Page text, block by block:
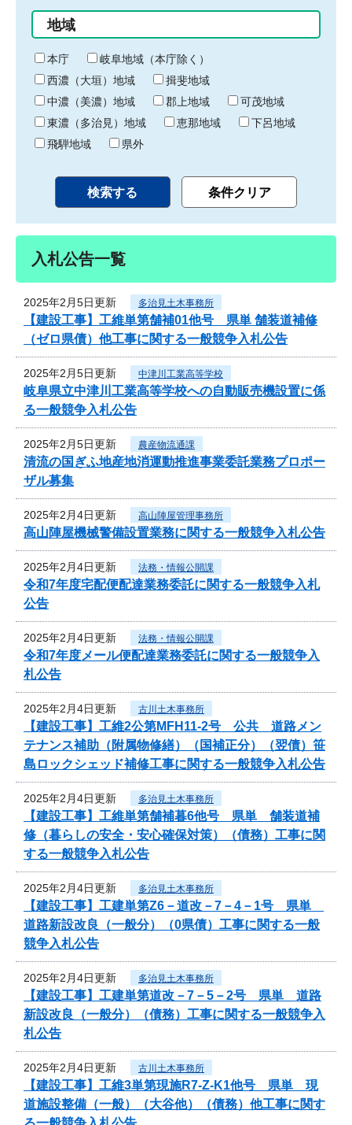
始
り
間
終
わ
り
地域
本庁
岐阜地域（本庁除く）
西濃（大垣）地域
揖斐地域
中濃（美濃）地域
郡上地域
可茂地域
東濃（多治見）地域
恵那地域
下呂地域
飛騨地域
県外
入札公告一覧
2025年2月5日更新 多治見土木事務所
【建設工事】工維単第舗補01他号 県単 舗装道補修
（ゼロ県債）他工事に関する一般競争入札公告
2025年2月5日更新 中津川工業高等学校
岐阜県立中津川工業高等学校への自動販売機設置に係
る一般競争入札公告
2025年2月5日更新 農産物流通課
清流の国ぎふ地産地消運動推進事業委託業務プロポー
ザル募集
2025年2月4日更新 高山陣屋管理事務所
高山陣屋機械警備設置業務に関する一般競争入札公告
2025年2月4日更新 法務・情報公開課
令和7年度宅配便配達業務委託に関する一般競争入札
公告
2025年2月4日更新 法務・情報公開課
令和7年度メール便配達業務委託に関する一般競争入
札公告
2025年2月4日更新 古川土木事務所
【建設工事】工維2公第MFH11-2号 公共 道路メン
テナンス補助（附属物修繕）（国補正分）（翌債）笹
島ロックシェッド補修工事に関する一般競争入札公告
2025年2月4日更新 多治見土木事務所
【建設工事】工維単第舗補暮6他号 県単 舗装道補
修（暮らしの安全・安心確保対策）（債務）工事に関
する一般競争入札公告
2025年2月4日更新 多治見土木事務所
【建設工事】工建単第Z6－道改－7－4－1号 県単
道路新設改良（一般分）（0県債）工事に関する一般
競争入札公告
2025年2月4日更新 多治見土木事務所
【建設工事】工建単第道改－7－5－2号 県単 道路
新設改良（一般分）（債務）工事に関する一般競争入
札公告
2025年2月4日更新 古川土木事務所
【建設工事】工維3単第現施R7-Z-K1他号 県単 現
道施設整備（一般）（大谷他）（債務）他工事に関す